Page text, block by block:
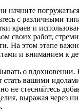
начните
с различными
краев и
своих работ,
На этом этапе
и вниманием к
о
стать вашими
не стесняйтесь
выражая через